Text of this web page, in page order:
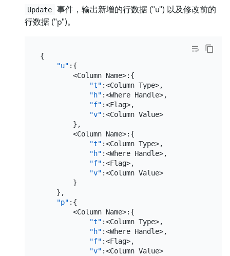
Update
事件，输出新增的行数据 ("u") 以及修改前的
行数据 ("p")。
{
"u" : {
        <Column Name>
: {
"t" :<Column Type>,
"h" :<Where Handle>,
"f" :<Flag>,
"v" :<Column Value>
} ,
        <Column Name>
: {
"t" :<Column Type>,
"h" :<Where Handle>,
"f" :<Flag>,
"v" :<Column Value>
}
} ,
"p" : {
        <Column Name>
: {
"t" :<Column Type>,
"h" :<Where Handle>,
"f" :<Flag>,
"v" :<Column Value>